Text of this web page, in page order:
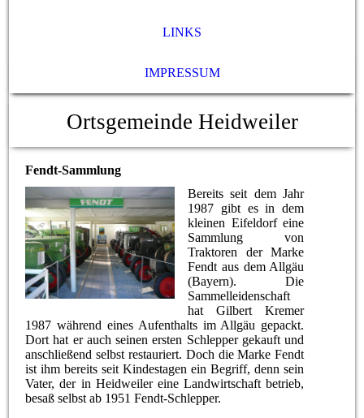
LINKS
IMPRESSUM
Ortsgemeinde Heidweiler
Fendt-Sammlung
Bereits seit dem Jahr
1987 gibt es in dem
kleinen Eifeldorf eine
Sammlung von
Traktoren der Marke
Fendt aus dem Allgäu
(Bayern). Die
Sammelleidenschaft
hat Gilbert Kremer
1987 während eines Aufenthalts im Allgäu gepackt.
Dort hat er auch seinen ersten Schlepper gekauft und
anschließend selbst restauriert. Doch die Marke Fendt
ist ihm bereits seit Kindestagen ein Begriff, denn sein
Vater, der in Heidweiler eine Landwirtschaft betrieb,
besaß selbst ab 1951 Fendt-Schlepper.